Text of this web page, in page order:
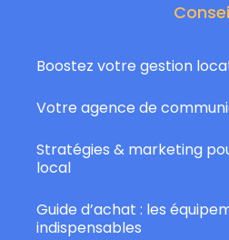
Boostez votre gestion
Votre agence de
Stratégies & marketing
local
Guide d’achat : les
indispensables